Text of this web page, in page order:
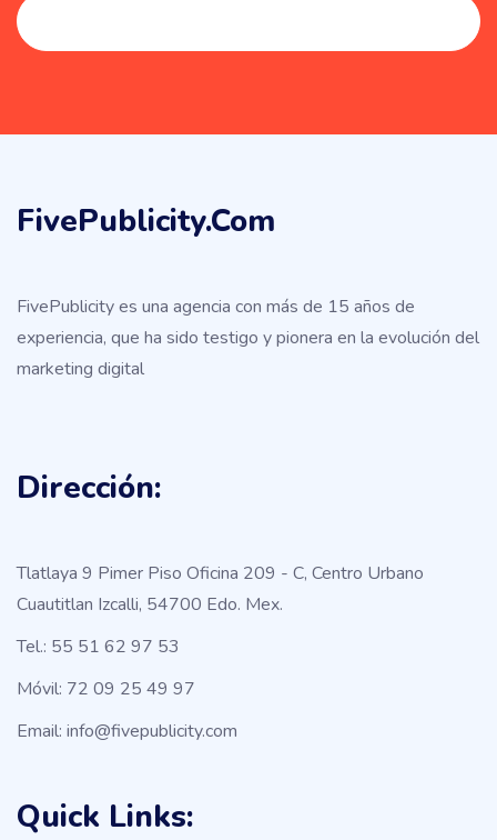
FivePublicity.com
FivePublicity es una agencia con más de 15 años de
experiencia, que ha sido testigo y pionera en la evolución del
marketing digital
Dirección:
Tlatlaya 9 Pimer Piso Oficina 209 - C, Centro Urbano
Cuautitlan Izcalli, 54700 Edo. Mex.
Tel.: 55 51 62 97 53
Móvil: 72 09 25 49 97
Email: info@fivepublicity.com
Quick Links: